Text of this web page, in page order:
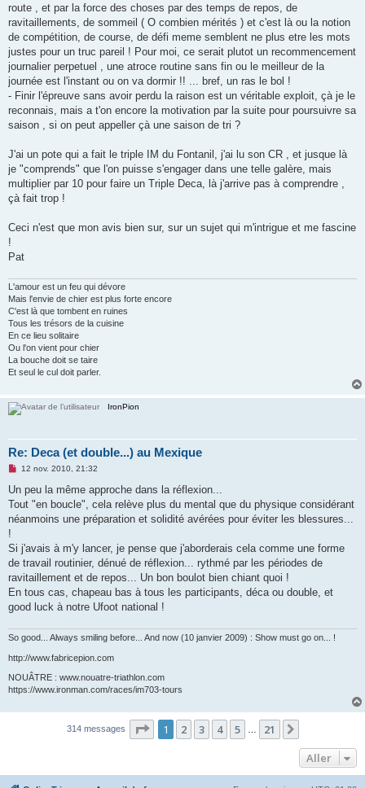
route , et par la force des choses par des temps de repos, de
ravitaillements, de sommeil ( O combien mérités ) et c'est là ou la notion
de compétition, de course, de défi meme semblent ne plus etre les mots
justes pour un truc pareil ! Pour moi, ce serait plutot un recommencement
journalier perpetuel , une atroce routine sans fin ou le meilleur de la
journée est l'instant ou on va dormir !! ... bref, un ras le bol !
- Finir l'épreuve sans avoir perdu la raison est un véritable exploit, çà je le
reconnais, mais a t'on encore la motivation par la suite pour poursuivre sa
saison , si on peut appeller çà une saison de tri ?
J'ai un pote qui a fait le triple IM du Fontanil, j'ai lu son CR , et jusque là
je "comprends" que l'on puisse s'engager dans une telle galère, mais
multiplier par 10 pour faire un Triple Deca, là j'arrive pas à comprendre ,
çà fait trop !
Ceci n'est que mon avis bien sur, sur un sujet qui m'intrigue et me fascine
!
Pat
L'amour est un feu qui dévore
Mais l'envie de chier est plus forte encore
C'est là que tombent en ruines
Tous les trésors de la cuisine
En ce lieu solitaire
Ou l'on vient pour chier
La bouche doit se taire
Et seul le cul doit parler.
IronPion
Re: Deca (et double...) au Mexique
M
s
a
g
o
n
l
u
12 nov. 2010, 21:32
Un peu la même approche dans la réflexion...
Tout "en boucle", cela relève plus du mental que du physique considérant
néanmoins une préparation et solidité avérées pour éviter les blessures...
!
Si j'avais à m'y lancer, je pense que j'aborderais cela comme une forme
de travail routinier, dénué de réflexion... rythmé par les périodes de
ravitaillement et de repos... Un bon boulot bien chiant quoi !
En tous cas, chapeau bas à tous les participants, déca ou double, et
good luck à notre Ufoot national !
So good... Always smiling before... And now (10 janvier 2009) : Show must go on... !
http://www.fabricepion.com
NOUÂTRE : www.nouatre-triathlon.com
https://www.ironman.com/races/im703-tours
314 messages Page 1sur
1 2 3 4 5 … 21
Aller